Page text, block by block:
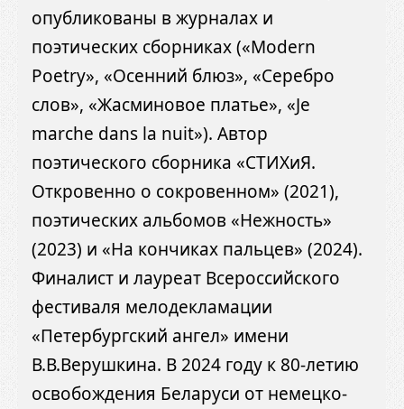
опубликованы в журналах и
поэтических сборниках («Modern
Poetry», «Осенний блюз», «Серебро
слов», «Жасминовое платье», «Je
marche dans la nuit»). Автор
поэтического сборника «СТИХиЯ.
Откровенно о сокровенном» (2021),
поэтических альбомов «Нежность»
(2023) и «На кончиках пальцев» (2024).
Финалист и лауреат Всероссийского
фестиваля мелодекламации
«Петербургский ангел» имени
В.В.Верушкина. В 2024 году к 80-летию
освобождения Беларуси от немецко-